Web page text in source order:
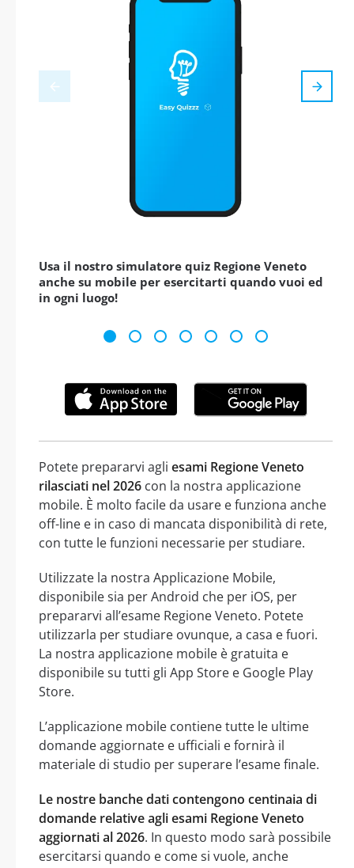
Usa il nostro simulatore quiz Regione Veneto
anche su mobile per esercitarti quando vuoi ed
in ogni luogo!
Potete prepararvi agli esami Regione Veneto
rilasciati nel 2026 con la nostra applicazione
mobile. È molto facile da usare e funziona anche
off-line e in caso di mancata disponibilità di rete,
con tutte le funzioni necessarie per studiare.
Utilizzate la nostra Applicazione Mobile,
disponibile sia per Android che per iOS, per
prepararvi all’esame Regione Veneto. Potete
utilizzarla per studiare ovunque, a casa e fuori.
La nostra applicazione mobile è gratuita e
disponibile su tutti gli App Store e Google Play
Store.
L’applicazione mobile contiene tutte le ultime
domande aggiornate e ufficiali e fornirà il
materiale di studio per superare l’esame finale.
Le nostre banche dati contengono centinaia di
domande relative agli esami Regione Veneto
aggiornati al 2026. In questo modo sarà possibile
esercitarsi quando e come si vuole, anche